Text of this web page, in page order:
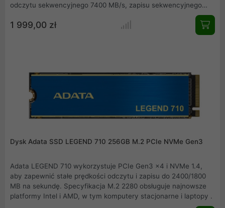
odczytu sekwencyjnego 7400 MB/s, zapisu sekwencyjnego
6500 MB/s i szybkości odczytu losowego do 1 000 000 IOP,
dysk SSD Lexar NM790 4TB ma wydajność, dzięki której
dotrzesz do mety jako pierwszy lub z łatwością dotrzymasz
1 999,00 zł
Dysk Adata SSD LEGEND 710 256GB M.2 PCIe NVMe Gen3
Adata LEGEND 710 wykorzystuje PCIe Gen3 x4 i NVMe 1.4,
aby zapewnić stałe prędkości odczytu i zapisu do 2400/1800
MB na sekundę. Specyfikacja M.2 2280 obsługuje najnowsze
platformy Intel i AMD, w tym komputery stacjonarne i laptopy .